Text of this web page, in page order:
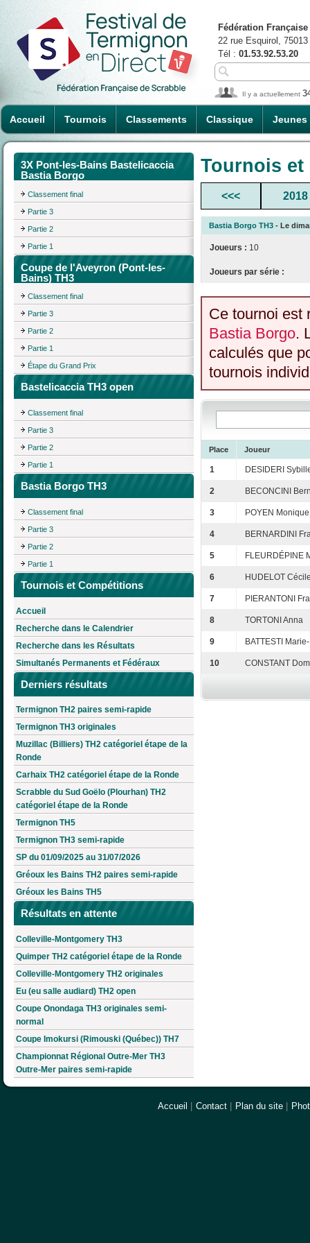
Accueil Tournois Classements Classique Jeunes
Fédération
22 rue Esquirol,
Tél : 01.53.92.53.20
Il y a actuellement
3X Pont-les-Bains Bastelicaccia
Bastia Borgo
Classement final
Partie 3
Partie 2
Partie 1
Coupe de l'Aveyron (Pont-les-
Bains) TH3
Classement final
Partie 3
Partie 2
Partie 1
Étape du Grand Prix
Bastelicaccia TH3 open
Classement final
Partie 3
Partie 2
Partie 1
Bastia Borgo TH3
Classement final
Partie 3
Partie 2
Partie 1
Tournois et Compétitions
Accueil
Recherche dans le Calendrier
Recherche dans les Résultats
Simultanés Permanents et Fédéraux
Derniers résultats
Termignon TH2 paires semi-rapide
Termignon TH3 originales
Muzillac (Billiers) TH2 catégoriel étape de la
Ronde
Carhaix TH2 catégoriel étape de la Ronde
Scrabble du Sud Goëlo (Plourhan) TH2
catégoriel étape de la Ronde
Termignon TH5
Termignon TH3 semi-rapide
SP du 01/09/2025 au 31/07/2026
Gréoux les Bains TH2 paires semi-rapide
Gréoux les Bains TH5
Résultats en attente
Colleville-Montgomery TH3
Quimper TH2 catégoriel étape de la Ronde
Colleville-Montgomery TH2 originales
Eu (eu salle audiard) TH2 open
Coupe Onondaga TH3 originales semi-
normal
Coupe Imokursi (Rimouski (Québec)) TH7
Championnat Régional Outre-Mer TH3
Outre-Mer paires semi-rapide
Tournois
<<< 2018
Bastia Borgo TH3 - Le
Joueurs : 10
Joueurs par série :
Ce tournoi est
Bastia Borgo.
calculés que
tournois
Place Joueur
1 DESIDERI
2 BECONCINI
3 POYEN Monique
4 BERNARDINI
5 FLEURDÉPINE
6 HUDELOT
7 PIERANTONI
8 TORTONI Anna
9 BATTESTI
10 CONSTANT
Accueil Contact Plan du site